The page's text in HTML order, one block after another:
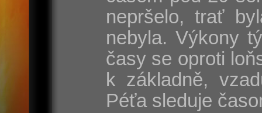
nepršelo, trať
nebyla. Výkony
časy se oproti
k základně,
Péťa sleduje